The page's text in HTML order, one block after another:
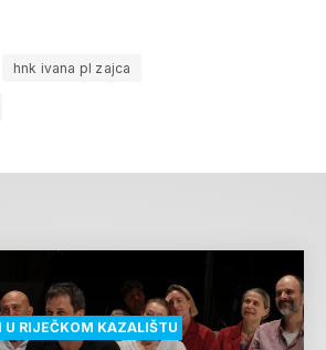
hnk ivana pl zajca
U RIJEČKOM KAZALIŠTU